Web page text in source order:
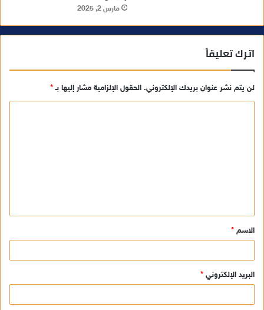
مارس 2, 2025
اترك تعليقاً
لن يتم نشر عنوان بريدك الإلكتروني. الحقول الإلزامية مشار إليها بـ*
ق
*
الاسم *
البريد الإلكتروني *